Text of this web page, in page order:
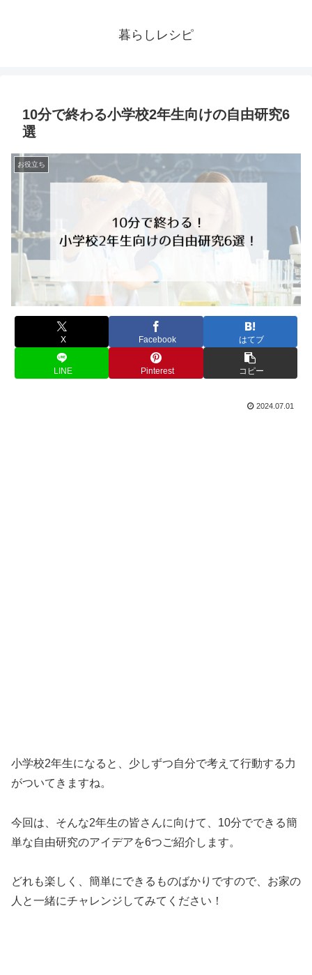
暮らしレシピ
10分で終わる小学校2年生向けの自由研究6
選
お役立ち
X Facebook はてブ
LINE Pinterest コピー
2024.07.01
小学校2年生になると、少しずつ自分で考えて行動する力
がついてきますね。
今回は、そんな2年生の皆さんに向けて、10分でできる簡
単な自由研究のアイデアを6つご紹介します。
どれも楽しく、簡単にできるものばかりですので、お家の
人と一緒にチャレンジしてみてください！